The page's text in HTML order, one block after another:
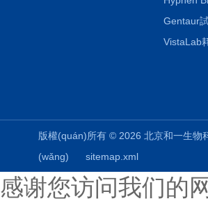
Gentaur
VistaLab
版權(quán)所有 © 2026 北京和一生
(wǎng)
sitemap.xml
感谢您访问我们的